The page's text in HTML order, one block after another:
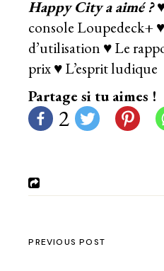
Happy City a aimé ?
console Loupedeck+
d’utilisation ♥ Le
prix ♥ L’esprit ludique
Partage si tu aimes !
2
PREVIOUS POST